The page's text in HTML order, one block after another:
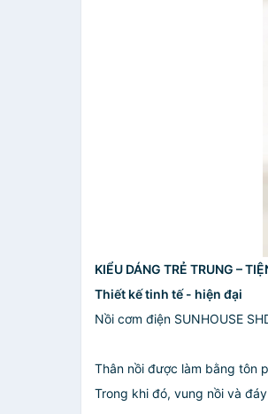
KIỂU DÁNG TRẺ TRUNG –
Thiết kếtinh tế - hiện đại
Nồi cơm điện SUNHOUSE
Thân nồi được làm bằng tôn
Trong khi đó, vung nồi và